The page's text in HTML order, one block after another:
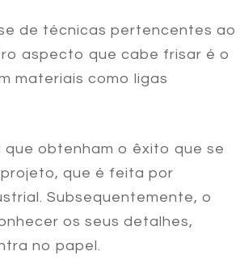
de técnicas pertencentes ao
aspecto que cabe frisar é o
materiais como ligas
que obtenham o êxito que se
que é feita por
Subsequentemente, o
os seus detalhes,
no papel.